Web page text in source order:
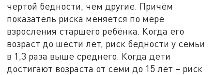
чертой бедности, чем другие. Причём
показатель риска меняется по мере
взросления старшего ребёнка. Когда его
возраст до шести лет, риск бедности у семьи
в 1,3 раза выше среднего. Когда дети
достигают возраста от семи до 15 лет – риск